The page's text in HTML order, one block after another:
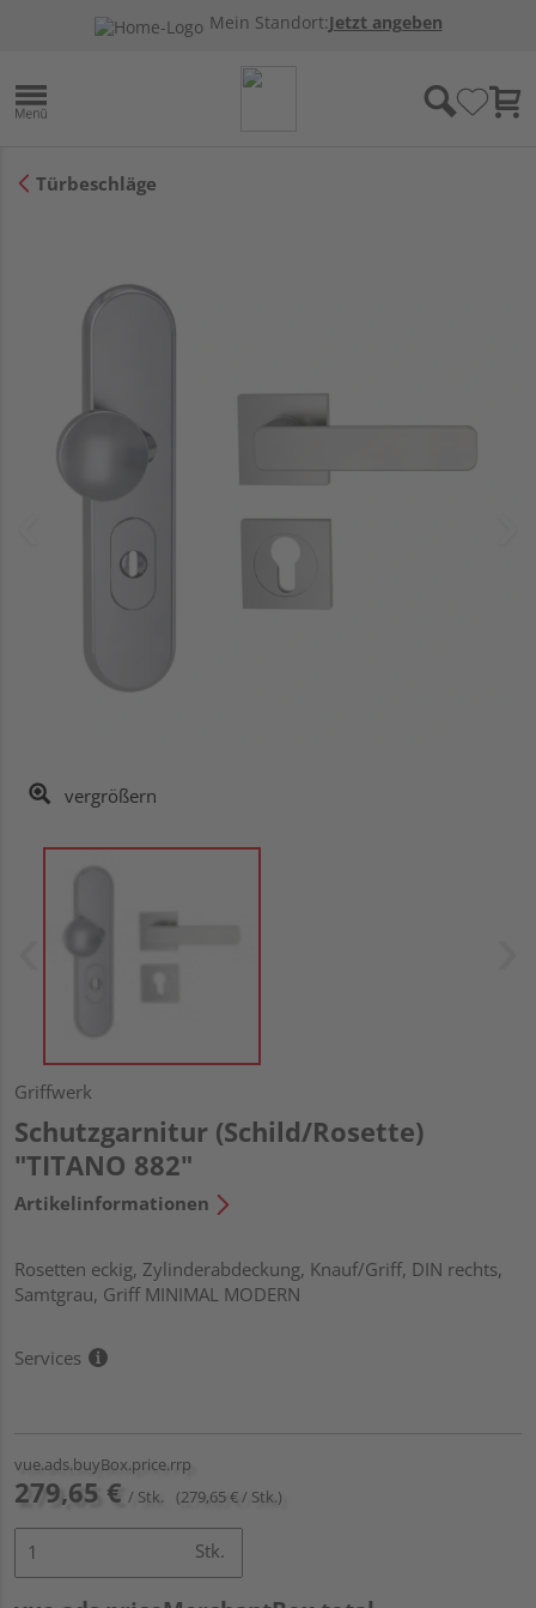
Mein Standort:Jetzt angeben
Türbeschläge
vergrößern
Griffwerk
Schutzgarnitur (Schild/Rosette)
"TITANO 882"
Artikelinformationen
Rosetten eckig, Zylinderabdeckung, Knauf/Griff, DIN rechts,
Samtgrau, Griff MINIMAL MODERN
Services
vue.ads.buyBox.price.rrp
279,65 € / Stk. (279,65 € / Stk.)
Stk.